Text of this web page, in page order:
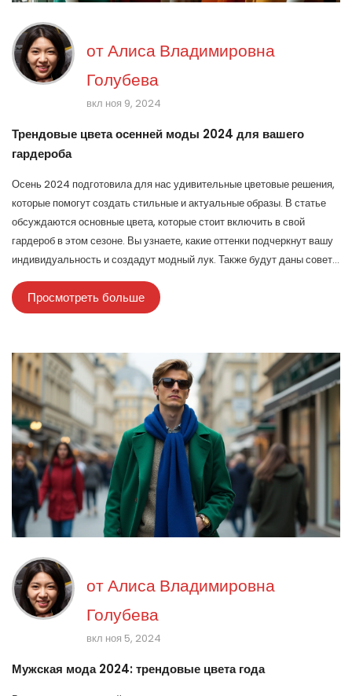
отАлиса Владимировна
Голубева
вкл ноя 9, 2024
Трендовые цвета осенней моды 2024 для вашего
гардероба
Осень 2024 подготовила для нас удивительные цветовые решения,
которые помогут создать стильные и актуальные образы. В статье
обсуждаются основные цвета, которые стоит включить в свой
гардероб в этом сезоне. Вы узнаете, какие оттенки подчеркнут вашу
индивидуальность и создадут модный лук. Также будут даны советы
по комбинированию трендовых цветов для достижения гармонии в
образах.
Просмотреть больше
отАлиса Владимировна
Голубева
вкл ноя 5, 2024
Мужская мода 2024: трендовые цвета года